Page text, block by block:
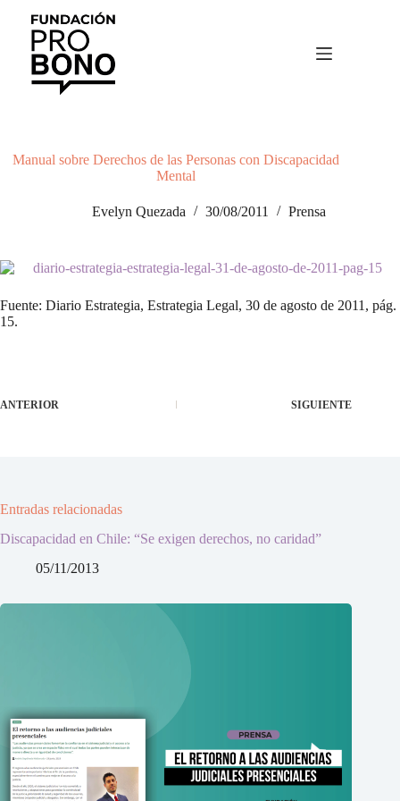
contenido
Manual sobre Derechos de las Personas con Discapacidad
Mental
Evelyn Quezada 30/08/2011 Prensa
Fuente: Diario Estrategia, Estrategia Legal, 30 de agosto de 2011, pág.
15.
ANTERIOR SIGUIENTE
Entradas relacionadas
Discapacidad en Chile: “Se exigen derechos, no caridad”
05/11/2013